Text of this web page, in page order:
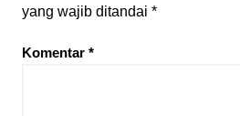
yang wajib ditandai *
Komentar *